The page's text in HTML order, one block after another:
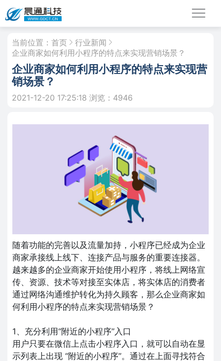
当前位置： 首页
行业新闻
企业商家如何利用小程序的特点来实现营销场景？
企业商家如何利用小程序的特点来实现营
销场景？
2021-12-20 17:25:18 浏览：4946
随着功能的完善以及流量加持，小程序已经成为企业
商家承接线上线下、连接产品与服务的重要连接器。
越来越多的企业商家开始使用小程序，将线上网络宣
传、资源、技术等对接至实体店，将实体店的消费者
通过网络沟通维护转化为持久顾客，那么企业商家如
何利用小程序的特点来实现营销场景？
1、充分利用“附近的小程序”入口
用户只要在微信上点击小程序入口，就可以自动在显
示列表上出现 “附近的小程序”。通过在上面寻找符合